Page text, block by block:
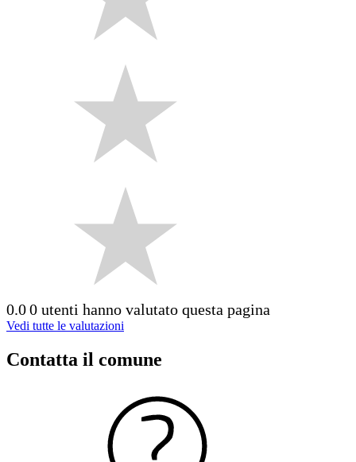
0.00 utenti hanno valutato questa pagina
Vedi tutte le valutazioni
Contatta il comune